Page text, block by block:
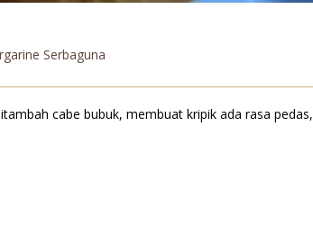
Serbaguna
cabe bubuk, membuat kripik ada rasa